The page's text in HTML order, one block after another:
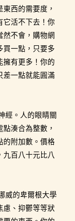
西的需要度，
它活不下去！你
然不會，購物網
買一點，只要多
有更多！你的
差一點就能圓滿
經。人的眼睛關
湊合為整數，
的附加數。價格
九百八十元比八
威的卑爾根大學
慮、抑鬱等等狀